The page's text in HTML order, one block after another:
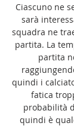
Ciascuno ne
sarà
squadra ne
partita. La
partita
quindi i
fatica
probabilità
quindi è